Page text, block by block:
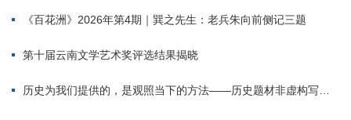
《百花洲》2026年第4期｜巽之先生：老兵朱向前侧记三题
第十届云南文学艺术奖评选结果揭晓
历史为我们提供的，是观照当下的方法——历史题材非虚构写作多人谈